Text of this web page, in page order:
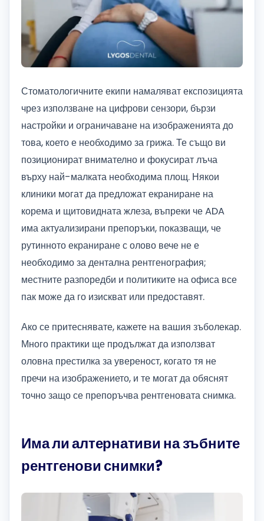
Стоматологичните екипи намаляват експозицията
чрез използване на цифрови сензори, бързи
настройки и ограничаване на изображенията до
това, което е необходимо за грижа. Те също ви
позиционират внимателно и фокусират лъча
върху най-малката необходима площ. Някои
клиники могат да предложат екраниране на
корема и щитовидната жлеза, въпреки че ADA
има актуализирани препоръки, показващи, че
рутинното екраниране с олово вече не е
необходимо за дентална рентгенография;
местните разпоредби и политиките на офиса все
пак може да го изискват или предоставят.
Ако се притеснявате, кажете на вашия зъболекар.
Много практики ще продължат да използват
оловна престилка за увереност, когато тя не
пречи на изображението, и те могат да обяснят
точно защо се препоръчва рентгеновата снимка.
Има ли алтернативи на зъбните
рентгенови снимки?